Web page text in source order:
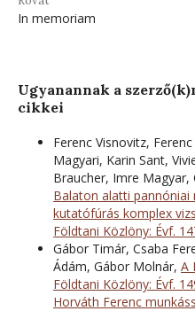
In memoriam
Ugyanannak a
cikkei
Ferenc Visnovitz,
Magyari, Karin Sant,
Braucher, Imre Magyar,
Balaton alatti
kutatófúrás komplex
Földtani Közlöny: Évf.
Gábor Timár, Csaba
Ádám, Gábor Molnár, A
Földtani Közlöny: Évf.
Horváth Ferenc